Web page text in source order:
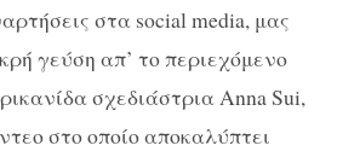
στα social media, μας
γεύση απ’ το περιεχόμενο
σχεδιάστρια Anna Sui,
στο οποίο αποκαλύπτει